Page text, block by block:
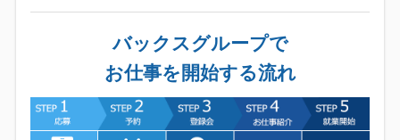
バックスグループで
お仕事を開始する流れ